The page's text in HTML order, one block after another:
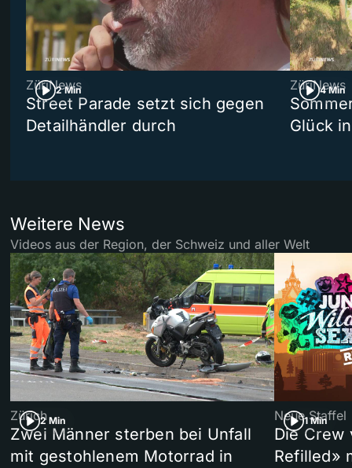
2 Min
ZüriNews
Street Parade setzt sich gegen
Detailhändler durch
4 Min
ZüriNews
Glück
Weitere News
Videos aus der Region, der Schweiz und aller Welt
2 Min
Zürich
Zwei Männer sterben bei Unfall
mit gestohlenem Motorrad in
1 Min
Neue Staffel
Die Crew
Refilled»